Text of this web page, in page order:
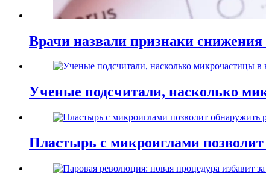
Врачи назвали признаки снижения
Ученые подсчитали, насколько
Пластырь с микроиглами